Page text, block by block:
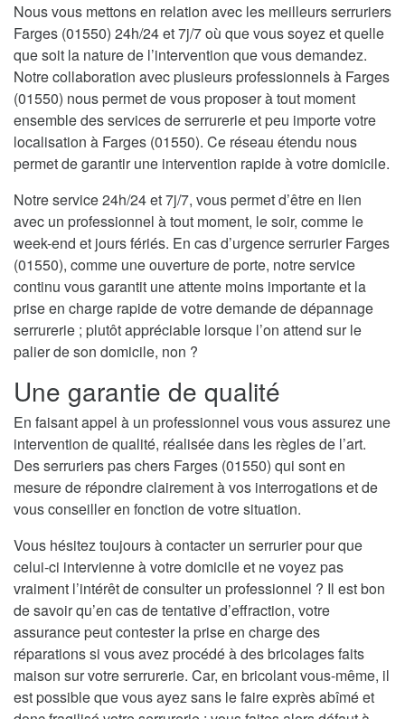
Nous vous mettons en relation avec les meilleurs serruriers
Farges (01550) 24h/24 et 7j/7 où que vous soyez et quelle
que soit la nature de l’intervention que vous demandez.
Notre collaboration avec plusieurs professionnels à Farges
(01550) nous permet de vous proposer à tout moment
ensemble des services de serrurerie et peu importe votre
localisation à Farges (01550). Ce réseau étendu nous
permet de garantir une intervention rapide à votre domicile.
Notre service 24h/24 et 7j/7, vous permet d’être en lien
avec un professionnel à tout moment, le soir, comme le
week-end et jours fériés. En cas d’urgence serrurier Farges
(01550), comme une ouverture de porte, notre service
continu vous garantit une attente moins importante et la
prise en charge rapide de votre demande de dépannage
serrurerie ; plutôt appréciable lorsque l’on attend sur le
palier de son domicile, non ?
Une garantie de qualité
En faisant appel à un professionnel vous vous assurez une
intervention de qualité, réalisée dans les règles de l’art.
Des serruriers pas chers Farges (01550) qui sont en
mesure de répondre clairement à vos interrogations et de
vous conseiller en fonction de votre situation.
Vous hésitez toujours à contacter un serrurier pour que
celui-ci intervienne à votre domicile et ne voyez pas
vraiment l’intérêt de consulter un professionnel ? Il est bon
de savoir qu’en cas de tentative d’effraction, votre
assurance peut contester la prise en charge des
réparations si vous avez procédé à des bricolages faits
maison sur votre serrurerie. Car, en bricolant vous-même, il
est possible que vous ayez sans le faire exprès abîmé et